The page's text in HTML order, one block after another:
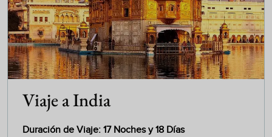
Viaje a India
Duración de Viaje: 17 Noches y 18 Días